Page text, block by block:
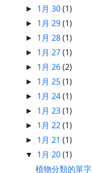
► 1月 30(1)
► 1月 29(1)
► 1月 28(1)
► 1月 27(1)
► 1月 26(2)
► 1月 25(1)
► 1月 24(1)
► 1月 23(1)
► 1月 22(1)
► 1月 21(1)
▼ 1月 20(1)
植物分類的單字